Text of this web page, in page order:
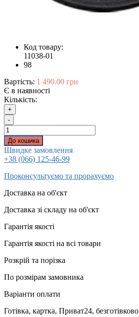
Код товару:
11038-01
98
Вартість: 1 490.00 грн
Є в наявності
Кількість:
+
-
До кошика
Швидке замовлення
+38 (066) 125-46-99
Проконсультуємо та прорахуємо
Доставка на об'єкт
Доставка зі складу на об'єкт
Гарантія якості
Гарантія якості на всі товари
Розкрій та порізка
По розмірам замовника
Варіанти оплати
Готівка, картка, Приват24, безготівково